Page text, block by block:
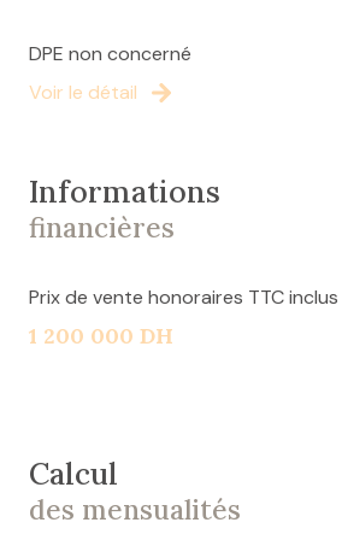
commercial. N'attendez plus pour
qui pourrait être l'endroit parfait
DPE non concerné
Voir le détail
Informations
financières
Prix de vente honoraires TTC inclus
1 200 000 DH
Calcul
des mensualités